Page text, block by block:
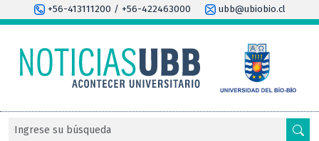
+56-413111200 / +56-422463000 ubb@ubiobio.cl